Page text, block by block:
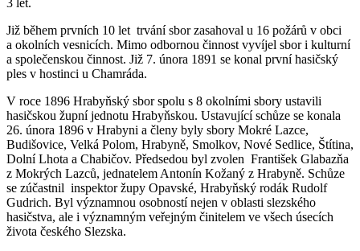
3 let.
Již během prvních 10 let trvání sbor zasahoval u 16 požárů v obci
a okolních vesnicích. Mimo odbornou činnost vyvíjel sbor i kulturní
a společenskou činnost. Již 7. února 1891 se konal první hasičský
ples v hostinci u Chamráda.
V roce 1896 Hrabyňský sbor spolu s 8 okolními sbory ustavili
hasičskou župní jednotu Hrabyňskou. Ustavující schůze se konala
26. února 1896 v Hrabyni a členy byly sbory Mokré Lazce,
Budišovice, Velká Polom, Hrabyně, Smolkov, Nové Sedlice, Štítina,
Dolní Lhota a Chabičov. Předsedou byl zvolen František Glabazňa
z Mokrých Lazců, jednatelem Antonín Kožaný z Hrabyně. Schůze
se zúčastnil inspektor župy Opavské, Hrabyňský rodák Rudolf
Gudrich. Byl významnou osobností nejen v oblasti slezského
hasičstva, ale i významným veřejným činitelem ve všech úsecích
života českého Slezska.